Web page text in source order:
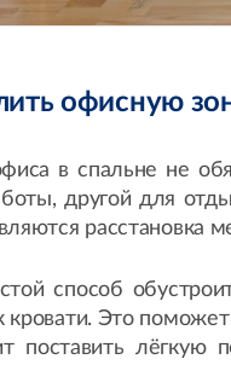
офисную
в спальне не
другой для
расстановка
способ
кровати. Это
поставить